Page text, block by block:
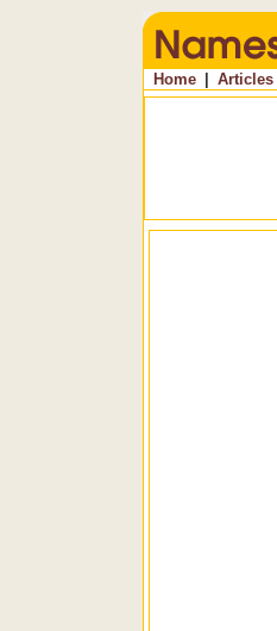
Home Articles